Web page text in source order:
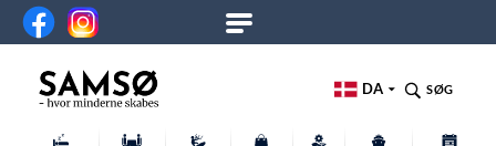
DA SØG